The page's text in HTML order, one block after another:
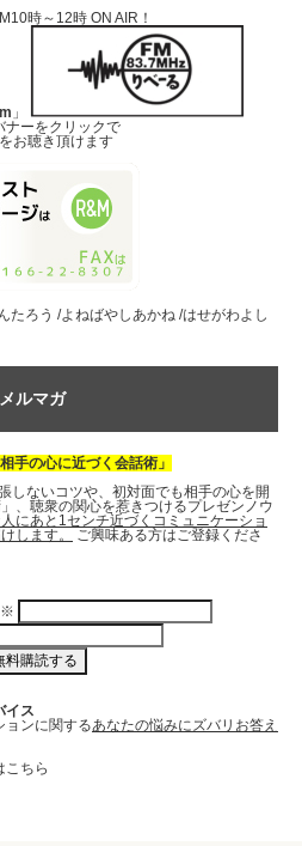
時～12時 ON AIR！
」
ーをクリックで
お聴き頂けます
たろう /よねばやしあかね /はせがわよし
ルマガ
手の心に近づく会話術」
しないコツや、初対面でも相手の心を開
、聴衆の関心を惹きつけるプレゼンノウ
にあと1センチ近づくコミュニケーショ
します。
ご興味ある方はご登録くださ
※
イス
ョンに関するあなたの悩みにズバリお答え
こちら